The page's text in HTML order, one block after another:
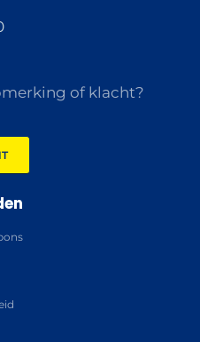
of klacht?